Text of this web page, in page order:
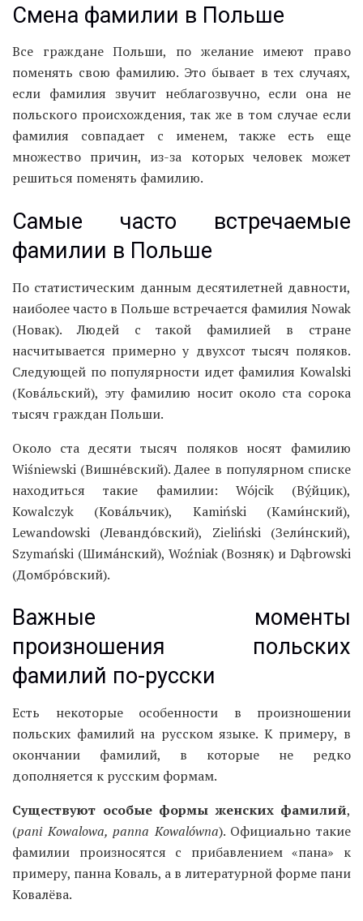
Смена фамилии в Польше
Все граждане Польши, по желание имеют право
поменять свою фамилию. Это бывает в тех случаях,
если фамилия звучит неблагозвучно, если она не
польского происхождения, так же в том случае если
фамилия совпадает с именем, также есть еще
множество причин, из-за которых человек может
решиться поменять фамилию.
Самые часто встречаемые
фамилии в Польше
По статистическим данным десятилетней давности,
наиболее часто в Польше встречается фамилия Nowak
(Новак). Людей с такой фамилией в стране
насчитывается примерно у двухсот тысяч поляков.
Следующей по популярности идет фамилия Kowalski
(Кова́льский), эту фамилию носит около ста сорока
тысяч граждан Польши.
Около ста десяти тысяч поляков носят фамилию
Wiśniewski (Вишне́вский). Далее в популярном списке
находиться такие фамилии: Wójcik (Ву́йцик),
Kowalczyk (Кова́льчик), Kamiński (Ками́нский),
Lewandowski (Левандо́вский), Zieliński (Зели́нский),
Szymański (Шима́нский), Woźniak (Возняк) и Dąbrowski
(Домбро́вский).
Важные моменты
произношения польских
фамилий по-русски
Есть некоторые особенности в произношении
польских фамилий на русском языке. К примеру, в
окончании фамилий, в которые не редко
дополняется к русским формам.
Существуют особые формы женских фамилий,
(pani Kowalowa, panna Kowalówna). Официально такие
фамилии произносятся с прибавлением «пана» к
примеру, панна Коваль, а в литературной форме пани
Ковалёва.